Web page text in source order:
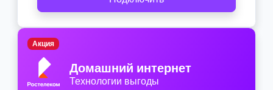
Домашний интернет
Технологии выгоды
Акция